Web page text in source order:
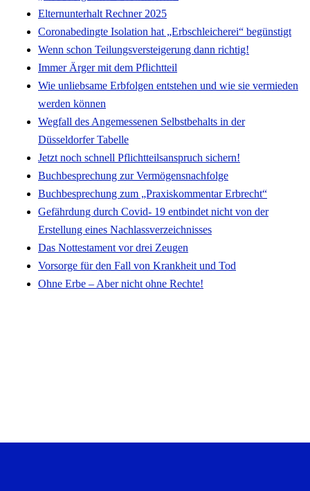
Elternunterhalt Rechner 2025
Coronabedingte Isolation hat „Erbschleicherei“ begünstigt
Wenn schon Teilungsversteigerung dann richtig!
Immer Ärger mit dem Pflichtteil
Wie unliebsame Erbfolgen entstehen und wie sie vermieden
werden können
Wegfall des Angemessenen Selbstbehalts in der
Düsseldorfer Tabelle
Jetzt noch schnell Pflichtteilsanspruch sichern!
Buchbesprechung zur Vermögensnachfolge
Buchbesprechung zum „Praxiskommentar Erbrecht“
Gefährdung durch Covid- 19 entbindet nicht von der
Erstellung eines Nachlassverzeichnisses
Das Nottestament vor drei Zeugen
Vorsorge für den Fall von Krankheit und Tod
Ohne Erbe – Aber nicht ohne Rechte!